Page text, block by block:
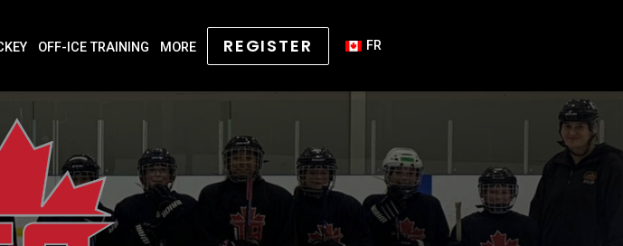
OFF-ICE TRAINING MORE REGISTER FR